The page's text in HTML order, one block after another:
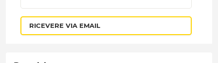
RICEVERE VIA EMAIL